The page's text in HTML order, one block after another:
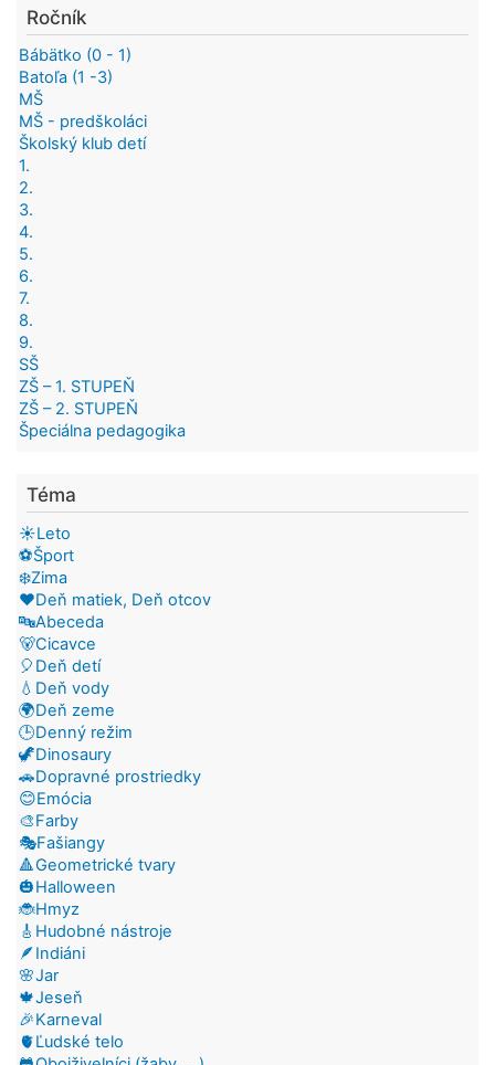
Ročník
Bábätko (0 - 1)
Batoľa (1 -3)
MŠ
MŠ - predškoláci
Školský klub detí
1.
2.
3.
4.
5.
6.
7.
8.
9.
SŠ
ZŠ – 1. STUPEŇ
ZŠ – 2. STUPEŇ
Špeciálna pedagogika
Téma
☀️Leto
⚽Šport
❄️Zima
❤️Deň matiek, Deň otcov
🔤Abeceda
🐻Cicavce
🎈Deň detí
💧Deň vody
🌍Deň zeme
🕒Denný režim
🦖Dinosaury
🚗Dopravné prostriedky
😊Emócia
🎨Farby
🎭Fašiangy
🔺Geometrické tvary
🎃Halloween
🐞Hmyz
🎸Hudobné nástroje
🪶Indiáni
🌸Jar
🍁Jeseň
🎉Karneval
🫀Ľudské telo